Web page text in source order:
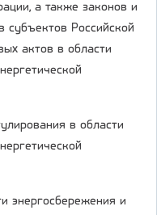
а также законов и
субъектов Российской
актов в области
в области
энергосбережения и